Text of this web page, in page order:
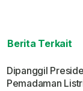
Berita Terkait
Dipanggil
Pemadaman